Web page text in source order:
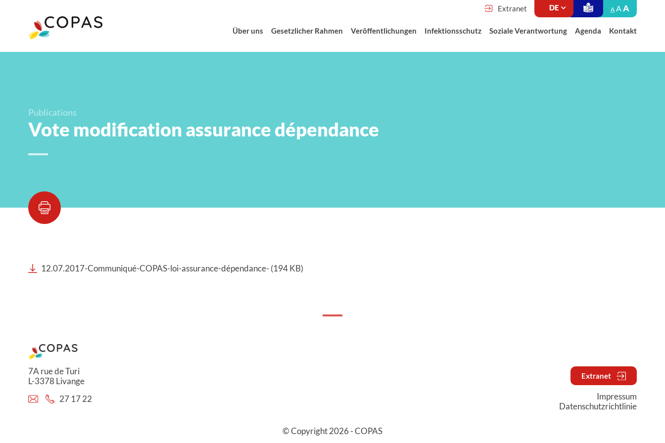
Extranet A AA
Über uns Gesetzlicher Rahmen Veröffentlichungen Infektionsschutz Soziale Verantwortung Agenda Kontakt
Publications
Vote modification assurance dépendance
12.07.2017-Communiqué-COPAS-loi-assurance-dépendance- (194 KB)
7A rue de Turi
L-3378 Livange
27 17 22
Extranet
Impressum
Datenschutzrichtlinie
© Copyright 2026 - COPAS